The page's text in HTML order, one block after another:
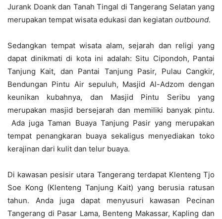
Jurank Doank dan Tanah Tingal di Tangerang Selatan yang
merupakan tempat wisata edukasi dan kegiatan outbound.
Sedangkan tempat wisata alam, sejarah dan religi yang
dapat dinikmati di kota ini adalah: Situ Cipondoh, Pantai
Tanjung Kait, dan Pantai Tanjung Pasir, Pulau Cangkir,
Bendungan Pintu Air sepuluh, Masjid Al-Adzom dengan
keunikan kubahnya, dan Masjid Pintu Seribu yang
merupakan masjid bersejarah dan memiliki banyak pintu.
Ada juga Taman Buaya Tanjung Pasir yang merupakan
tempat penangkaran buaya sekaligus menyediakan toko
kerajinan dari kulit dan telur buaya.
Di kawasan pesisir utara Tangerang terdapat Klenteng Tjo
Soe Kong (Klenteng Tanjung Kait) yang berusia ratusan
tahun. Anda juga dapat menyusuri kawasan Pecinan
Tangerang di Pasar Lama, Benteng Makassar, Kapling dan